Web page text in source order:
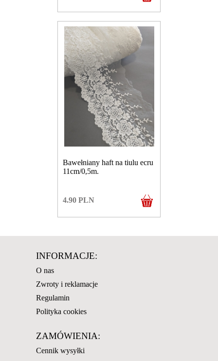
Bawełniany haft na tiulu ecru
11cm/0,5m.
4.90 PLN
INFORMACJE:
O nas
Zwroty i reklamacje
Regulamin
Polityka cookies
ZAMÓWIENIA:
Cennik wysyłki